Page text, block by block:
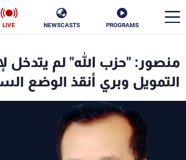
PROGRAMS
NEWSCASTS
LIVE
منصور: "حزب الله" لم يتدخل
التمويل وبري أنقذ الوضع
الأخبار